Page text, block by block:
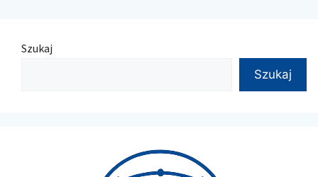
Szukaj
Szukaj